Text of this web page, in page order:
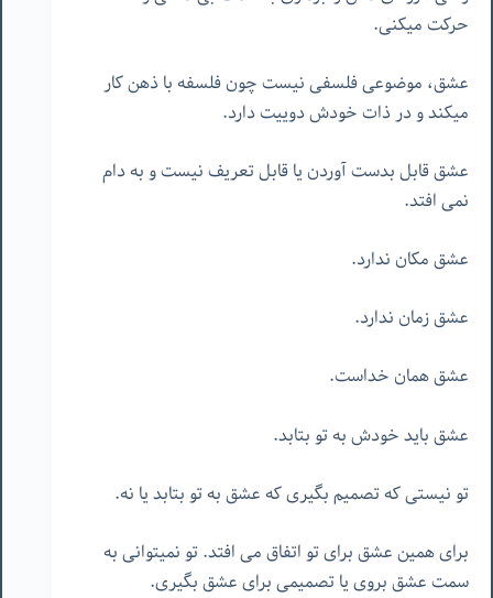
حرکت میکنی.
عشق، موضوعی فلسفی نیست چون فلسفه با ذهن کار
میکند و در ذات خودش دوییت دارد.
عشق قابل بدست آوردن یا قابل تعریف نیست و به دام
نمی افتد.
عشق مکان ندارد.
عشق زمان ندارد.
عشق همان خداست.
عشق باید خودش به تو بتابد.
تو نیستی که تصمیم بگیری که عشق به تو بتابد یا نه.
برای همین عشق برای تو اتفاق می افتد. تو نمیتوانی به
سمت عشق بروی یا تصمیمی برای عشق بگیری.